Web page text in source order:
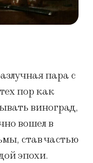
пара с
пор как
виноград,
вошел в
став частью
эпохи.